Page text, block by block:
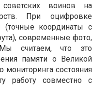
воинов на
При оцифровке
(точные координаты с
современные фото,
считаем, что это
памяти о Великой
мониторинга состояния
работу совместно с